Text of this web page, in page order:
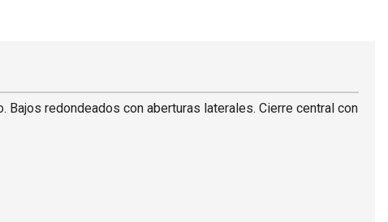
redondeados con aberturas laterales. Cierre central con